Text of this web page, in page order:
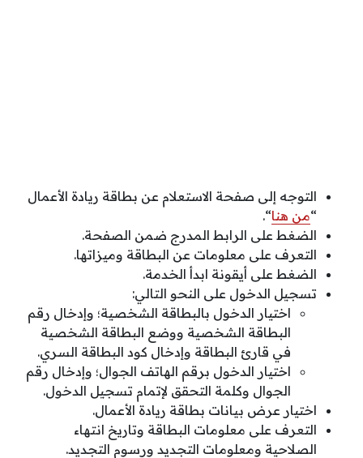
التوجه إلى صفحة الاستعلام عن بطاقة ريادة الأعمال
“من هنا“.
الضغط على الرابط المدرج ضمن الصفحة.
التعرف على معلومات عن البطاقة وميزاتها.
الضغط على أيقونة ابدأ الخدمة.
تسجيل الدخول على النحو التالي:
اختيار الدخول بالبطاقة الشخصية؛ وإدخال رقم
البطاقة الشخصية ووضع البطاقة الشخصية
في قارئ البطاقة وإدخال كود البطاقة السري.
اختيار الدخول برقم الهاتف الجوال؛ وإدخال رقم
الجوال وكلمة التحقق لإتمام تسجيل الدخول.
اختيار عرض بيانات بطاقة ريادة الأعمال.
التعرف على معلومات البطاقة وتاريخ انتهاء
الصلاحية ومعلومات التجديد ورسوم التجديد.